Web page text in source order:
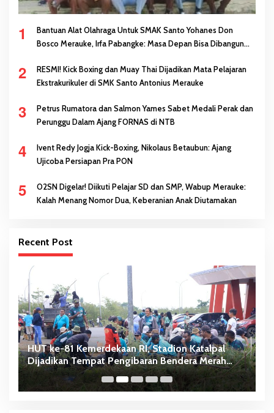
1
Bantuan Alat Olahraga Untuk SMAK Santo Yohanes Don
Bosco Merauke, Irfa Pabangke: Masa Depan Bisa Dibangun
2
RESMI! Kick Boxing dan Muay Thai Dijadikan Mata Pelajaran
Ekstrakurikuler di SMK Santo Antonius Merauke
3
Petrus Rumatora dan Salmon Yames Sabet Medali Perak dan
Perunggu Dalam Ajang FORNAS di NTB
4
Ivent Redy Jogja Kick-Boxing, Nikolaus Betaubun: Ajang
Ujicoba Persiapan Pra PON
5
O2SN Digelar! Diikuti Pelajar SD dan SMP, Wabup Merauke:
Kalah Menang Nomor Dua, Keberanian Anak Diutamakan
Recent Post
HUT ke-81 Kemerdekaan RI, Stadion Katalpal
Dijadikan Tempat Pengibaran Bendera Merah
Putih